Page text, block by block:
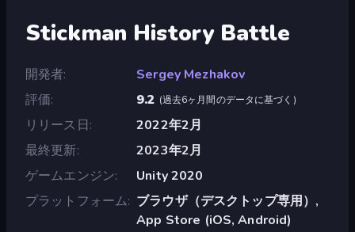
Stickman History Battle
開発者
Sergey Mezhakov
評価
9.2 (過去6ヶ月間のデータに基づく )
リリース日
2022年2月
最終更新
2023年2月
ゲームエンジン
Unity 2020
プラットフォーム ブラウザ（デスクトップ専用）,
App Store (iOS, Android)